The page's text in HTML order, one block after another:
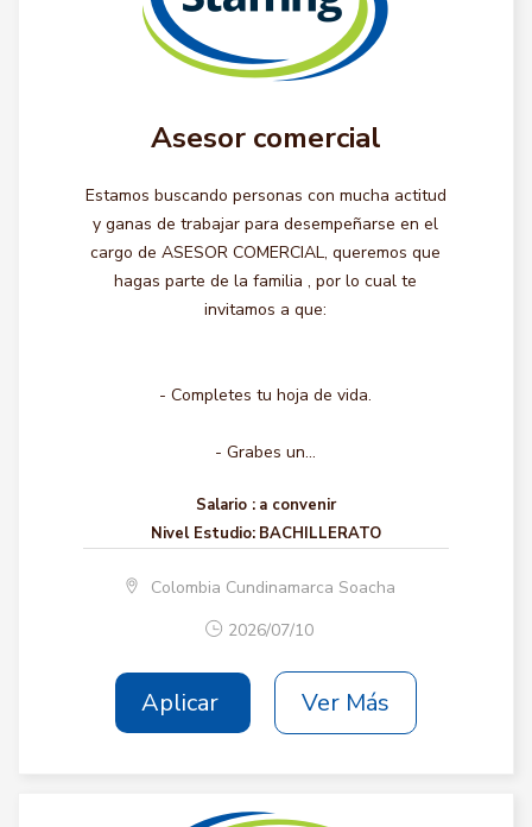
Asesor comercial
Estamos buscando personas con mucha actitud
y ganas de trabajar para desempeñarse en el
cargo de ASESOR COMERCIAL, queremos que
hagas parte de la familia , por lo cual te
invitamos a que:
- Completes tu hoja de vida.
- Grabes un...
Salario : a convenir
Nivel Estudio: BACHILLERATO
Colombia Cundinamarca Soacha
2026/07/10
Aplicar Ver Más